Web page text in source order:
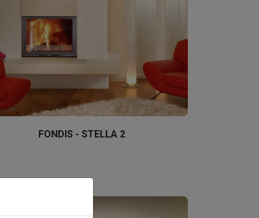
FONDIS - STELLA 2